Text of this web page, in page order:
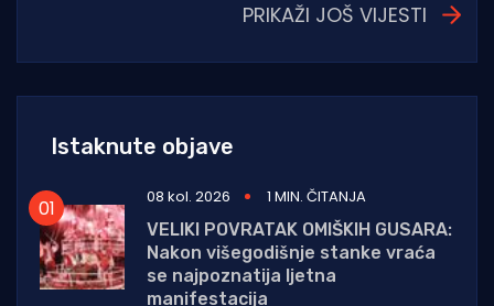
PRIKAŽI JOŠ VIJESTI
Istaknute objave
08 kol. 2026
1 MIN. ČITANJA
VELIKI POVRATAK OMIŠKIH GUSARA:
Nakon višegodišnje stanke vraća
se najpoznatija ljetna
manifestacija